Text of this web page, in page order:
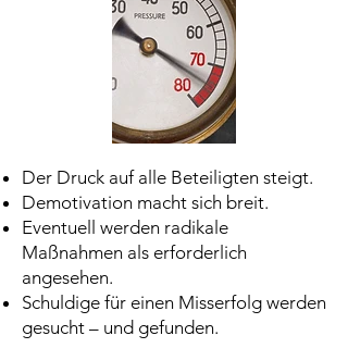
Der Druck auf alle Beteiligten steigt.
Demotivation macht sich breit.
Eventuell werden radikale
Maßnahmen als erforderlich
angesehen.
Schuldige für einen Misserfolg werden
gesucht – und gefunden.